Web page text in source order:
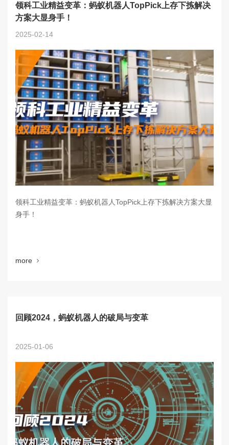
领科工业精益变革：蚂蚁机器人TopPick上存下拣解决
方案大显身手！
2025-02-14
领科工业精益变革：蚂蚁机器人TopPick上存下拣解决方案大显
身手！
more
回顾2024，蚂蚁机器人的破局与变革
2025-01-06